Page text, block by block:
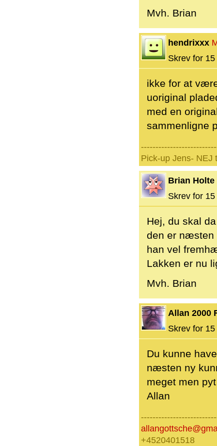
Mvh. Brian
hendrixxx
Skrev for
ikke for at
uoriginal
med en
sammenligne
Pick-up Jens-
Brian Holte
Skrev for
Hej, du skal
den er næsten
han vel
Lakken er nu
Mvh. Brian
Allan 2000
Skrev for
Du kunne
næsten ny
meget men
Allan
+4520401518